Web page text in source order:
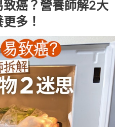
癌？營養師解2大
多！